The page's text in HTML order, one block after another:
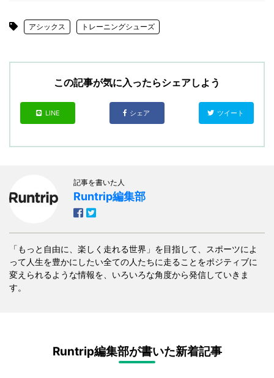
アシックス トレーニングシューズ
この記事が気に入ったらシェアしよう
LINE シェア ツイート
記事を書いた人
Runtrip編集部
「もっと自由に、楽しく走れる世界」を目指して、スポーツによ
って人生を豊かにしたい全ての人たちに走ることをポジティブに
変えられるような情報を、いろいろな角度から発信していきま
す。
Runtrip編集部が書いた新着記事